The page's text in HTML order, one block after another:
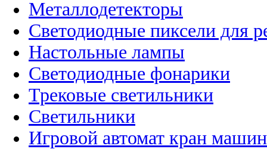
Металлодетекторы
Светодиодные пиксели для
Настольные лампы
Светодиодные фонарики
Трековые светильники
Светильники
Игровой автомат кран